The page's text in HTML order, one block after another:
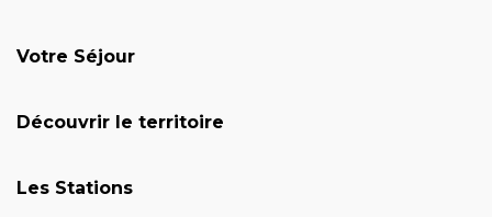
Votre Séjour
Découvrir le territoire
Les Stations